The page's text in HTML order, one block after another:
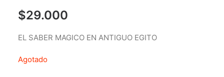
$29.000
EL SABER MAGICO EN ANTIGUO EGITO
Agotado